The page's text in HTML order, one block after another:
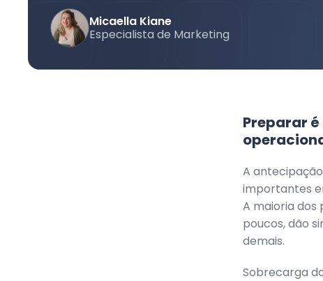
Micaella Kiane
Especialista de Marketing
Preparar
A
importantes
A maioria dos
poucos, dão
demais.
Sobrecarga